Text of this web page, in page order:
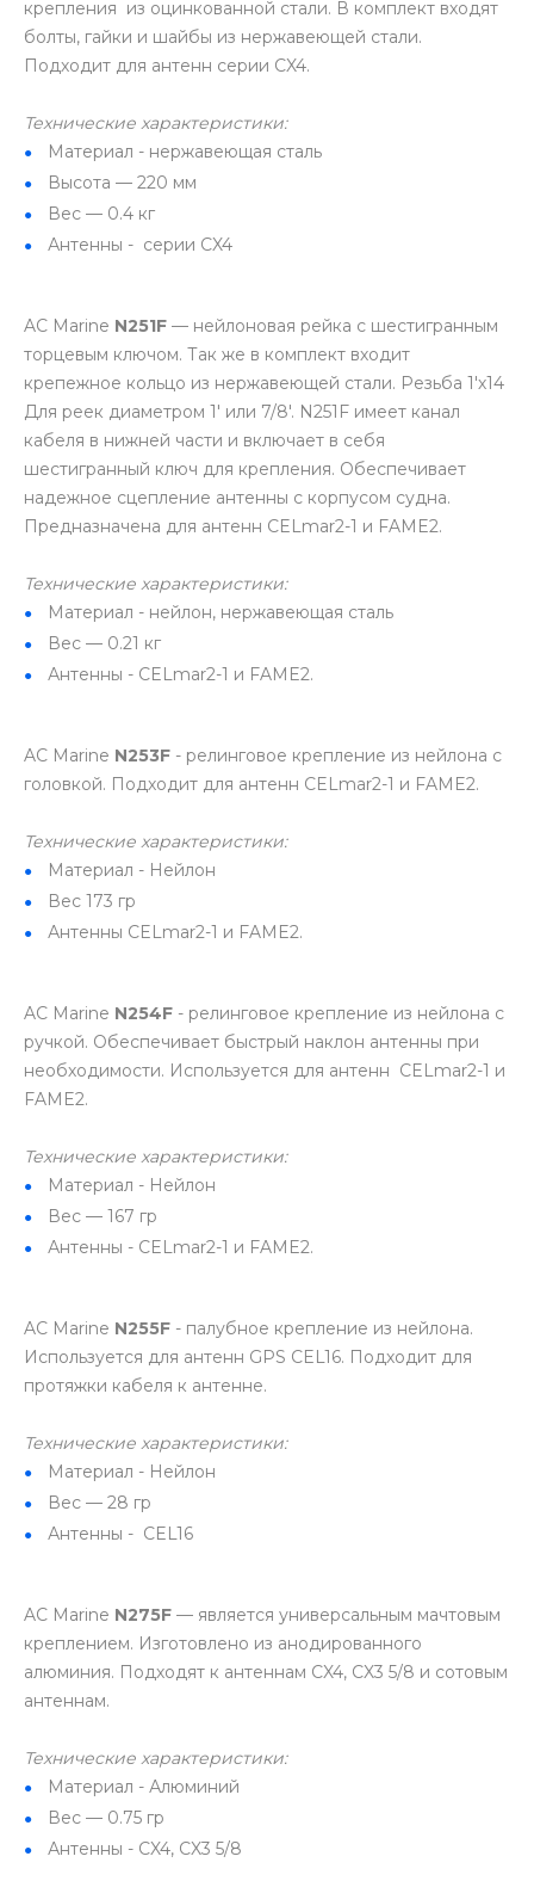
крепления из оцинкованной стали. В комплект входят
болты, гайки и шайбы из нержавеющей стали.
Подходит для антенн серии CX4.
Технические характеристики:
Материал - нержавеющая сталь
Высота — 220 мм
Вес — 0.4 кг
Антенны - серии CX4
AC Marine N251F — нейлоновая рейка с шестигранным
торцевым ключом. Так же в комплект входит
крепежное кольцо из нержавеющей стали. Резьба 1'х14
Для реек диаметром 1' или 7/8'. N251F имеет канал
кабеля в нижней части и включает в себя
шестигранный ключ для крепления. Обеспечивает
надежное сцепление антенны с корпусом судна.
Предназначена для антенн CELmar2-1 и FAME2.
Технические характеристики:
Материал - нейлон, нержавеющая сталь
Вес — 0.21 кг
Антенны - CELmar2-1 и FAME2.
AC Marine N253F - релинговое крепление из нейлона с
головкой. Подходит для антенн CELmar2-1 и FAME2.
Технические характеристики:
Материал - Нейлон
Вес 173 гр
Антенны CELmar2-1 и FAME2.
AC Marine N254F - релинговое крепление из нейлона с
ручкой. Обеспечивает быстрый наклон антенны при
необходимости. Используется для антенн CELmar2-1 и
FAME2.
Технические характеристики:
Материал - Нейлон
Вес — 167 гр
Антенны - CELmar2-1 и FAME2.
AC Marine N255F - палубное крепление из нейлона.
Используется для антенн GPS CEL16. Подходит для
протяжки кабеля к антенне.
Технические характеристики:
Материал - Нейлон
Вес — 28 гр
Антенны - CEL16
AC Marine N275F — является универсальным мачтовым
креплением. Изготовлено из анодированного
алюминия. Подходят к антеннам CX4, CX3 5/8 и сотовым
антеннам.
Технические характеристики:
Материал - Алюминий
Вес — 0.75 гр
Антенны - CX4, CX3 5/8